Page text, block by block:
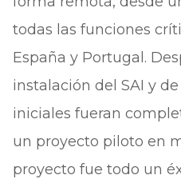
todas las funciones
España y Portugal.
instalación del SAI y
iniciales fueran
un proyecto piloto en
proyecto fue todo un